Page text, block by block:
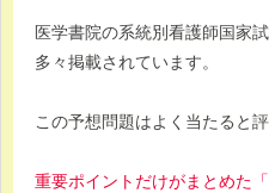
医学書院の系統別看護師国家
多々掲載されています。
この予想問題はよく当たると評
重要ポイントだけがまとめた